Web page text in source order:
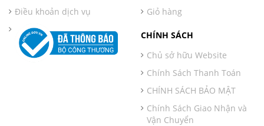
Điều khoản dịch vụ
Giỏ hàng
CHÍNH SÁCH
Chủ sở hữu Website
Chính Sách Thanh Toán
CHÍNH SÁCH BẢO MẬT
Chính Sách Giao Nhận và
Vận Chuyển